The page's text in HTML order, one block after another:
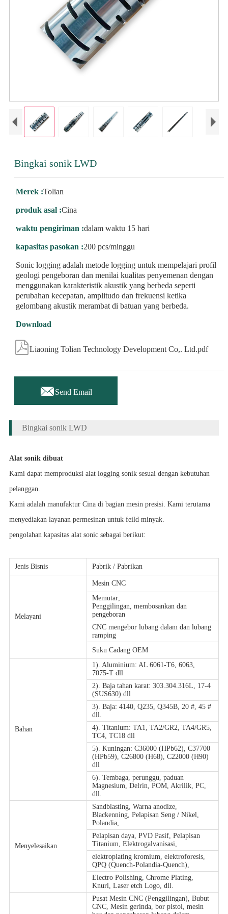
Bingkai sonik LWD
Merek :Tolian
produk asal :Cina
waktu pengiriman :dalam waktu 15 hari
kapasitas pasokan :200 pcs/minggu
Sonic logging adalah metode logging untuk mempelajari profil
geologi pengeboran dan menilai kualitas penyemenan dengan
menggunakan karakteristik akustik yang berbeda seperti
perubahan kecepatan, amplitudo dan frekuensi ketika
gelombang akustik merambat di batuan yang berbeda.
Download
Liaoning Tolian Technology Development Co,. Ltd.pdf
Send Email
Bingkai sonik LWD
Alat sonik dibuat
Kami dapat memproduksi alat logging sonik sesuai dengan kebutuhan
pelanggan.
Kami adalah manufaktur Cina di bagian mesin presisi. Kami terutama
menyediakan layanan permesinan untuk feild minyak.
pengolahan kapasitas alat sonic sebagai berikut:
Jenis Bisnis Pabrik / Pabrikan
Melayani
Mesin CNC
Memutar,
Penggilingan, membosankan dan
pengeboran
CNC mengebor lubang dalam dan lubang
ramping
Suku Cadang OEM
Bahan
1). Aluminium: AL 6061-T6, 6063,
7075-T dll
2). Baja tahan karat: 303.304.316L, 17-4
(SUS630) dll
3). Baja: 4140, Q235, Q345B, 20 #, 45 #
dll.
4). Titanium: TA1, TA2/GR2, TA4/GR5,
TC4, TC18 dll
5). Kuningan: C36000 (HPb62), C37700
(HPb59), C26800 (H68), C22000 (H90)
dll
6). Tembaga, perunggu, paduan
Magnesium, Delrin, POM, Akrilik, PC,
dll.
Menyelesaikan
Sandblasting, Warna anodize,
Blackenning, Pelapisan Seng / Nikel,
Polandia,
Pelapisan daya, PVD Pasif, Pelapisan
Titanium, Elektrogalvanisasi,
elektroplating kromium, elektroforesis,
QPQ (Quench-Polandia-Quench),
Electro Polishing, Chrome Plating,
Knurl, Laser etch Logo, dll.
Pusat Mesin CNC (Penggilingan), Bubut
CNC, Mesin gerinda, bor pistol, mesin